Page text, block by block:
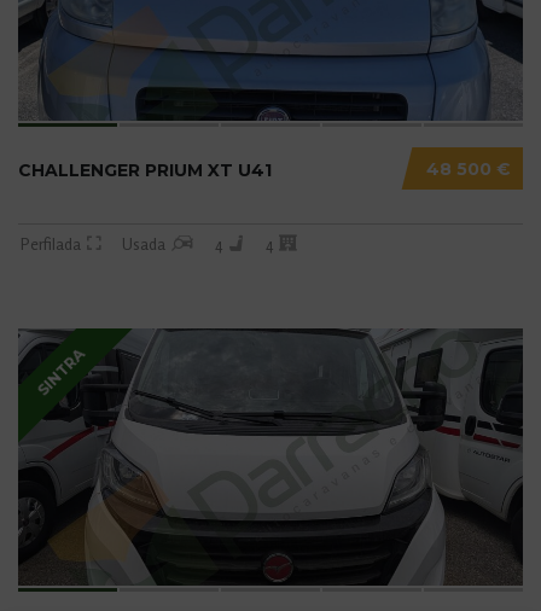
48 500 €
CHALLENGER PRIUM XT U41
Perfilada Usada 4 4
SINTRA